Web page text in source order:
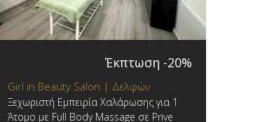
Έκπτωση -20%
Girl in Beauty Salon | Δελφών
Ξεχωριστή Εμπειρία Χαλάρωσης για 1
Άτομο με Full Body Massage σε Prive